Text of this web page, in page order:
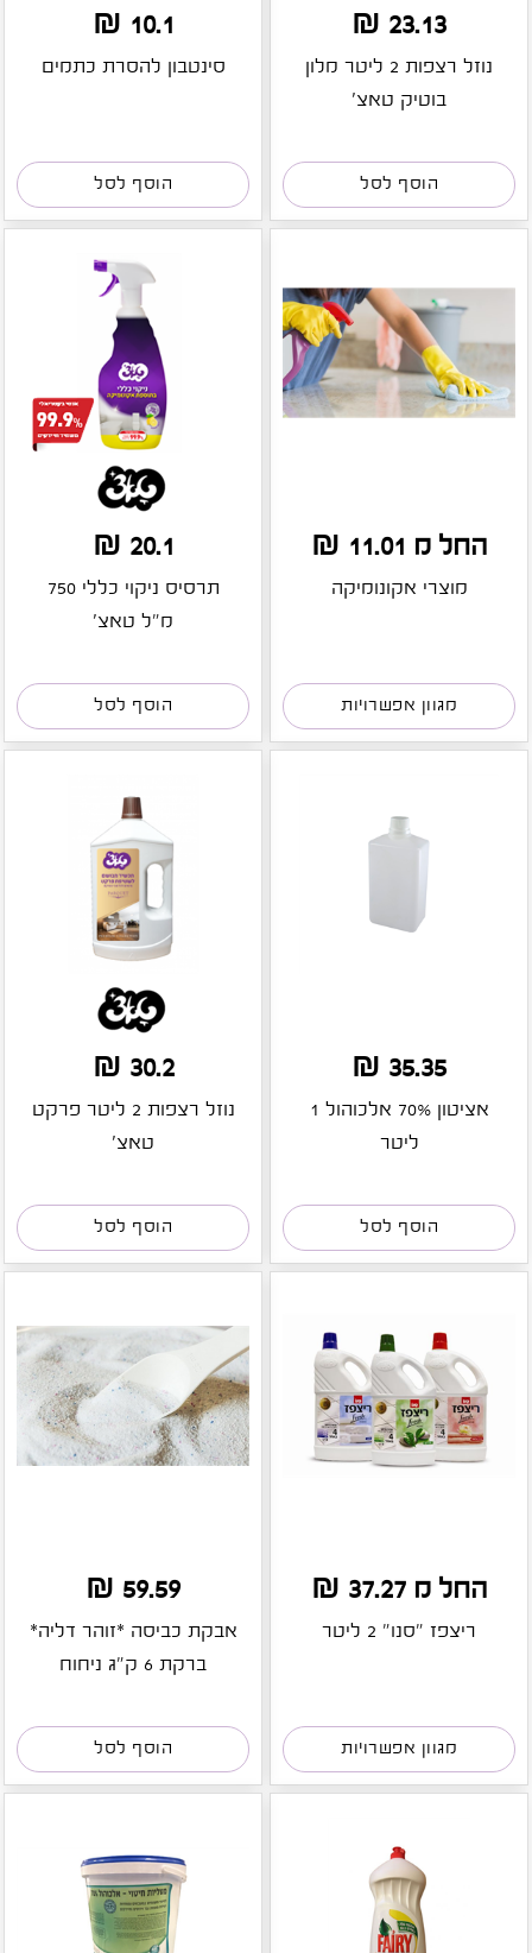
23.13 ₪
נוזל רצפות 2 ליטר מלון
בוטיק טאצ'
הוסף לסל
10.1 ₪
סינטבון להסרת כתמים
הוסף לסל
החל מ 11.01 ₪
מוצרי אקונומיקה
מגוון אפשרויות
20.1 ₪
תרסיס ניקוי כללי 750
מ"ל טאצ'
הוסף לסל
35.35 ₪
אציטון 70% אלכוהול 1
ליטר
הוסף לסל
30.2 ₪
נוזל רצפות 2 ליטר פרקט
טאצ'
הוסף לסל
החל מ 37.27 ₪
ריצפז "סנו" 2 ליטר
מגוון אפשרויות
59.59 ₪
אבקת כביסה *זוהר דליה*
ברקת 6 ק"ג ניחוח
הוסף לסל